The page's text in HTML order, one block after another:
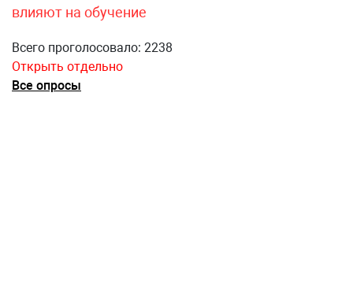
влияют на обучение
Всего проголосовало: 2238
Открыть отдельно
Все опросы